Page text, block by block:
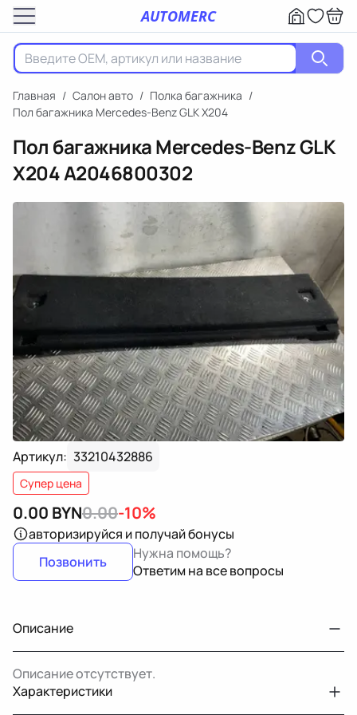
AUTOMERC
Главная / Салон авто / Полка багажника /
Пол багажника Mercedes-Benz GLK X204
Пол багажника Mercedes-Benz GLK
X204A2046800302
Артикул: 33210432886
Супер цена
0.00 BYN0.00-10%
авторизируйся и получай бонусы
Позвонить
Нужна помощь?
Ответим на все вопросы
Описание
Описание отсутствует.
Характеристики